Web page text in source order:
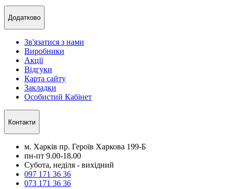
Додатково
Зв'язатися з нами
Виробники
Акції
Відгуки
Карта сайту
Закладки
Особистий Кабінет
Контакти
м. Харків пр. Героїв Харкова 199-Б
пн-пт 9.00-18.00
Субота, неділя - вихідний
097 171 36 36
073 171 36 36